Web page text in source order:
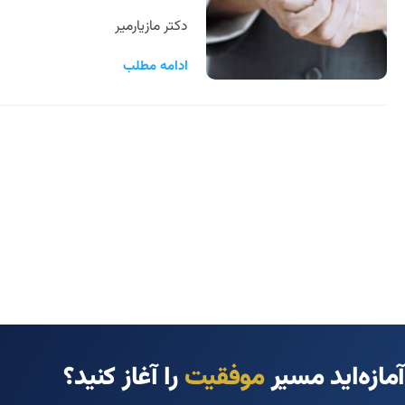
دکتر مازیارمیر
ادامه مطلب
آمازه‌اید مسیرموفقیترا آغاز کنید؟